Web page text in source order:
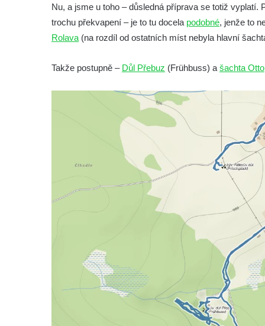
Altán v lázních Kyselka
Bývalý Hotel Central v Bečově nad Teplou
Wolfrumova vila v Ústí nad Labem
Hotel Vladimir v Ústí nad Labem
Budova Oblastního muzea v Ústí nad
Labem (bývalá Obecná a měšťanská škola)
Vodní elektrárna Spálov na řece Jizeře
Torzo střeleckého sloupu ve Chřibské
Budova ZŠ a MŠ Tadeáše Haenkeho
Dům čp. 175 ve Chřibské
Dům čp. 30 ve Chřibské
Dům čp. 182 ve Chřibské
Nu, a jsme u toho – důsledná příprava se totiž vyplatí.
trochu překvapení – je to tu docela podobné, jenže to
Rolava (na rozdíl od ostatních míst nebyla hlavní
Takže postupně – Důl Přebuz (Frühbuss) a šachta Otto